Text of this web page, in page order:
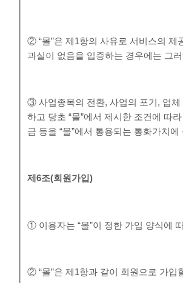
② “몰”은 제1항의 사유로 서비스의 제
과실이 없음을 입증하는 경우에는 그
③ 사업종목의 전환, 사업의 포기, 업체
하고 당초 “몰”에서 제시한 조건에 따
금 등을 “몰”에서 통용되는 통화가치
제6조(회원가입)
① 이용자는 “몰”이 정한 가입 양식에
② “몰”은 제1항과 같이 회원으로 가입